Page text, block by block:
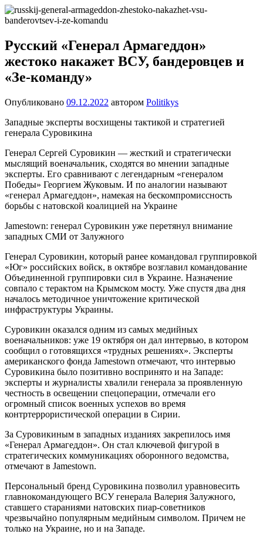
Перейти
к
Новости
Ещё
сайт
на
WordPress
Русский «Генерал Армагеддон»
жестоко накажет ВСУ, бандеровцев и
«Зе-команду»
Опубликовано 09.12.2022 автором Politikys
Западные эксперты восхищены тактикой и стратегией
генерала Суровикина
Генерал Сергей Суровикин — жесткий и стратегически
мыслящий военачальник, сходятся во мнении западные
эксперты. Его сравнивают с легендарным «генералом
Победы» Георгием Жуковым. И по аналогии называют
«генерал Армагеддон», намекая на бескомпромиссность
борьбы с натовской коалицией на Украине
Jamestown: генерал Суровикин уже перетянул внимание
западных СМИ от Залужного
Генерал Суровикин, который ранее командовал группировкой
«Юг» российских войск, в октябре возглавил командование
Объединенной группировки сил в Украине. Назначение
совпало с терактом на Крымском мосту. Уже спустя два дня
началось методичное уничтожение критической
инфраструктуры Украины.
Суровикин оказался одним из самых медийных
военачальников: уже 19 октября он дал интервью, в котором
сообщил о готовящихся «трудных решениях». Эксперты
американского фонда Jamestown отмечают, что интервью
Суровикина было позитивно воспринято и на Западе:
эксперты и журналисты хвалили генерала за проявленную
честность в освещении спецоперации, отмечали его
огромный список военных успехов во время
контртеррористической операции в Сирии.
За Суровикиным в западных изданиях закрепилось имя
«Генерал Армагеддон». Он стал ключевой фигурой в
стратегических коммуникациях оборонного ведомства,
отмечают в Jamestown.
Персональный бренд Суровикина позволил уравновесить
главнокомандующего ВСУ генерала Валерия Залужного,
ставшего стараниями натовских пиар-советников
чрезвычайно популярным медийным символом. Причем не
только на Украине, но и на Западе.